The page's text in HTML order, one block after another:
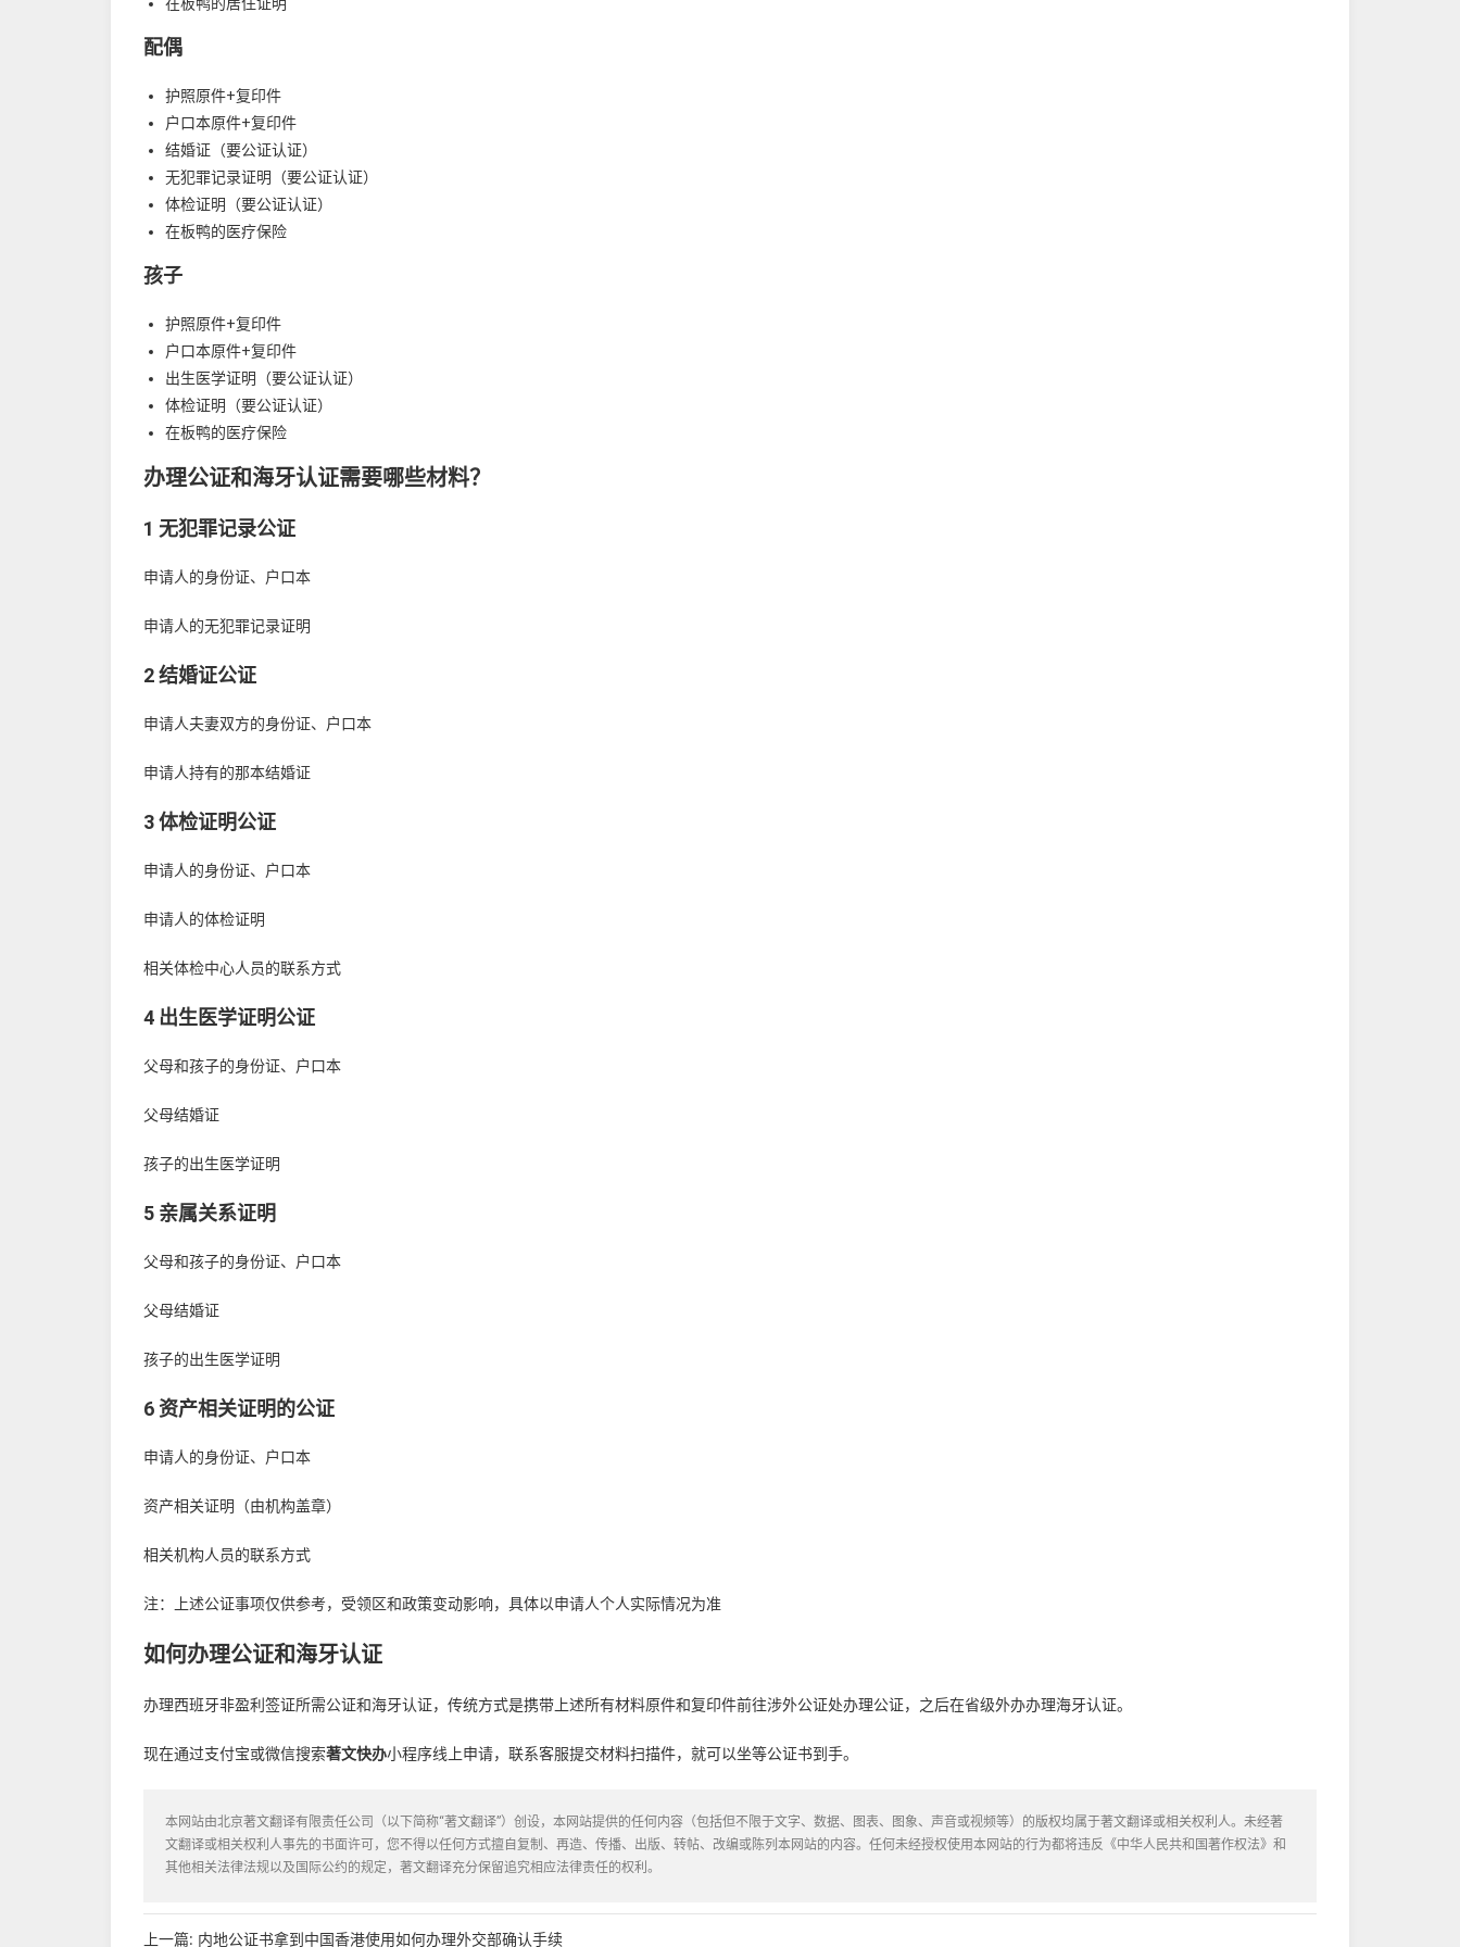
配偶
护照原件+复印件
户口本原件+复印件
结婚证（要公证认证）
无犯罪记录证明（要公证认证）
体检证明（要公证认证）
在板鸭的医疗保险
孩子
护照原件+复印件
户口本原件+复印件
出生医学证明（要公证认证）
体检证明（要公证认证）
在板鸭的医疗保险
办理公证和海牙认证需要哪些材料？
1 无犯罪记录公证
申请人的身份证、户口本
申请人的无犯罪记录证明
2 结婚证公证
申请人夫妻双方的身份证、户口本
申请人持有的那本结婚证
3 体检证明公证
申请人的身份证、户口本
申请人的体检证明
相关体检中心人员的联系方式
4 出生医学证明公证
父母和孩子的身份证、户口本
父母结婚证
孩子的出生医学证明
5 亲属关系证明
父母和孩子的身份证、户口本
父母结婚证
孩子的出生医学证明
6 资产相关证明的公证
申请人的身份证、户口本
资产相关证明（由机构盖章）
相关机构人员的联系方式
注：上述公证事项仅供参考，受领区和政策变动影响，具体以申请人个人实际情况为准
如何办理公证和海牙认证
办理西班牙非盈利签证所需公证和海牙认证，传统方式是携带上述所有材料原件和复印件前往涉外公证处办理公证，之后在省级外办办理海牙认证。
现在通过支付宝或微信搜索著文快办小程序线上申请，联系客服提交材料扫描件，就可以坐等公证书到手。
本网站由北京著文翻译有限责任公司（以下简称“著文翻译”）创设，本网站提供的任何内容（包括但不限于文字、数据、图表、图象、声音或视频等）的版权均属于著文翻译或相关权利人。未经著
文翻译或相关权利人事先的书面许可，您不得以任何方式擅自复制、再造、传播、出版、转帖、改编或陈列本网站的内容。任何未经授权使用本网站的行为都将违反《中华人民共和国著作权法》和
其他相关法律法规以及国际公约的规定，著文翻译充分保留追究相应法律责任的权利。
上一篇: 内地公证书拿到中国香港使用如何办理外交部确认手续